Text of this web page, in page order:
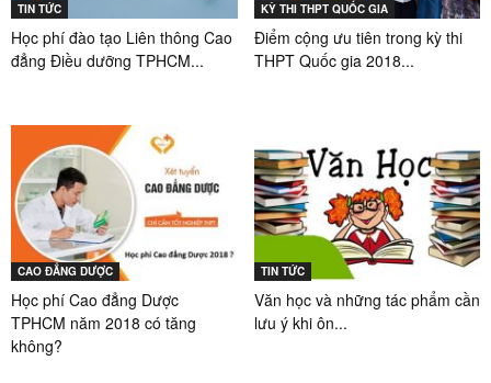
TIN TỨC
Học phí đào tạo Liên thông Cao
đẳng Điều dưỡng TPHCM...
KỲ THI THPT QUỐC GIA
Điểm cộng ưu tiên trong kỳ thi
THPT Quốc gia 2018...
CAO ĐẲNG DƯỢC
Học phí Cao đẳng Dược
TPHCM năm 2018 có tăng
không?
TIN TỨC
Văn học và những tác phẩm cần
lưu ý khi ôn...